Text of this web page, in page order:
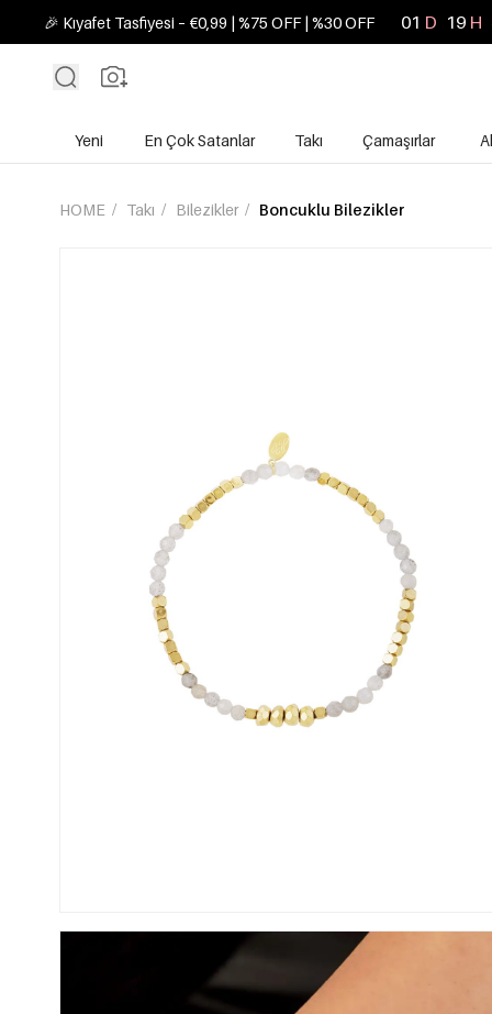
🎉 Kıyafet Tasfiyesi – €0,99 | %75 OFF | %30 OFF 01 D 19 H
Yeni En Çok Satanlar Takı Çamaşırlar
HOME / Takı / Bilezikler / Boncuklu Bilezikler